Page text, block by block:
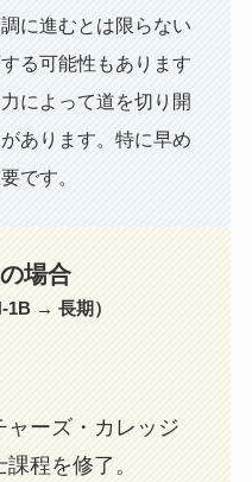
に進むとは限らない
る可能性もあります
によって道を切り開
あります。特に早め
です。
場合
1B → 長期）
ャーズ・カレッジ
程を修了。